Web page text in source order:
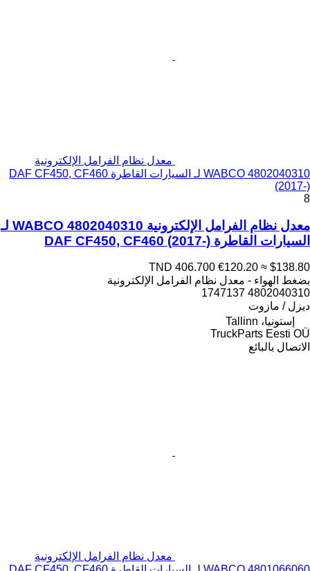
معدل نظام الفرامل الإلكترونية
WABCO 4802040310 لـ السيارات القاطرة DAF CF450, CF460
(2017-)
8
معدل نظام الفرامل الإلكترونية WABCO 4802040310 لـ
السيارات القاطرة DAF CF450, CF460 (2017-)
TND 406.700 €120.20 ≈ $138.80
بضغط الهواء - معدل نظام الفرامل الإلكترونية
4802040310 1747137
ديزل / مازوت
إستونيا، Tallinn
TruckParts Eesti OÜ
الاتصال بالبائع
معدل نظام الفرامل الإلكترونية